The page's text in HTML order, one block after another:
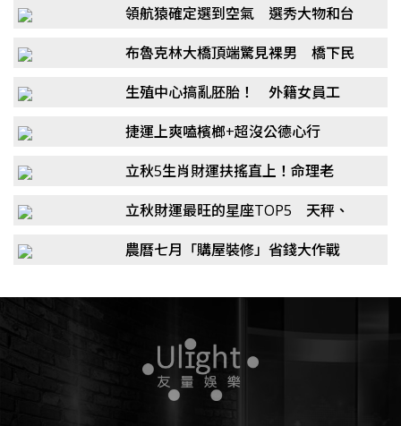
史詩
領航猿確定選到空氣 選秀大物和台
布魯克林大橋頂端驚見裸男 橋下民
生殖中心搞亂胚胎！ 外籍女員工
捷運上爽嗑檳榔+超沒公德心行
立秋5生肖財運扶搖直上！命理老
立秋財運最旺的星座TOP5 天秤、
農曆七月「購屋裝修」省錢大作戰